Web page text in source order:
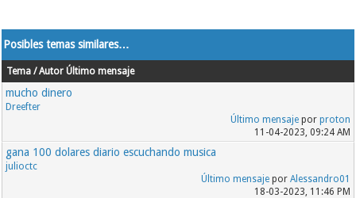
Posibles temas similares…
Tema / Autor Último mensaje
mucho dinero
Dreefter
Último mensajepor proton
11-04-2023, 09:24 AM
gana 100 dolares diario escuchando musica
julioctc
Último mensajepor Alessandro01
18-03-2023, 11:46 PM